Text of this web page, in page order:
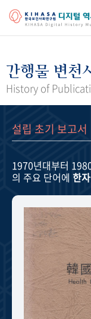
걸어온 길 기관 변
정책과 연구 키워
기록물 아카이브
사진 아카이브 문
주년 기념
성과 50선 숫자로
세계와 함께 한
간행물 변천
History of
설립 초기 보고서
1970년대부터
의 주요 단어에 한